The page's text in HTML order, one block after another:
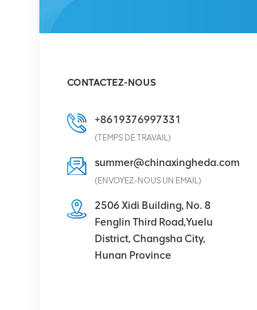
HE
48/2000 HE module
redresseur 48V 2000W
VOIR LES DÉTAILS
Ericsson Radio 4429 B3
CONTACTEZ-NOUS
+8619376997331
(TEMPS DE TRAVAIL)
summer@chinaxingheda.com
(ENVOYEZ-NOUS UN EMAIL)
2506 Xidi Building, No. 8
Fenglin Third Road,Yuelu
District, Changsha City,
Hunan Province